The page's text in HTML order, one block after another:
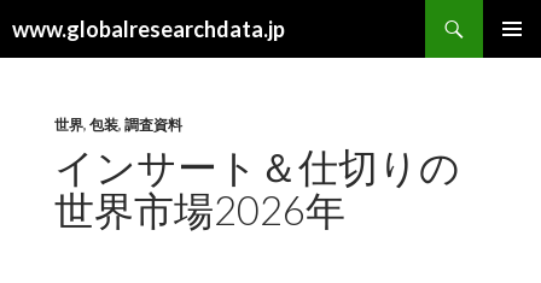
www.globalresearchdata.jp
索
世界, 包装, 調査資料
インサート＆仕切りの
世界市場2026年